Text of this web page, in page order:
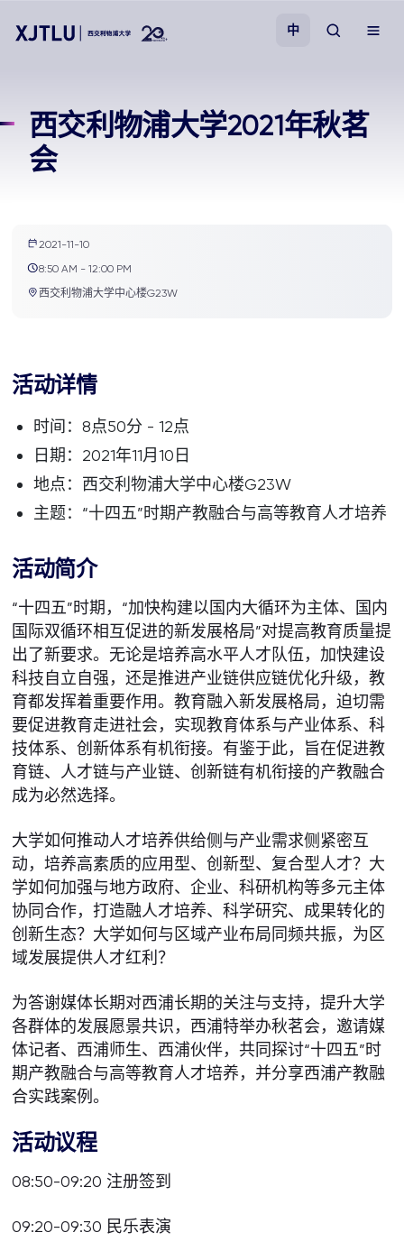
招生
学院
中
西交利物浦大学2021年秋茗
会
2021-11-10
8:50 AM - 12:00 PM
西交利物浦大学中心楼G23W
活动详情
时间：8点50分 - 12点
日期：2021年11月10日
地点：西交利物浦大学中心楼G23W
主题：“十四五”时期产教融合与高等教育人才培养
活动简介
“十四五”时期，“加快构建以国内大循环为主体、国内
国际双循环相互促进的新发展格局”对提高教育质量提
出了新要求。无论是培养高水平人才队伍，加快建设
科技自立自强，还是推进产业链供应链优化升级，教
育都发挥着重要作用。教育融入新发展格局，迫切需
要促进教育走进社会，实现教育体系与产业体系、科
技体系、创新体系有机衔接。有鉴于此，旨在促进教
育链、人才链与产业链、创新链有机衔接的产教融合
成为必然选择。
大学如何推动人才培养供给侧与产业需求侧紧密互
动，培养高素质的应用型、创新型、复合型人才？大
学如何加强与地方政府、企业、科研机构等多元主体
协同合作，打造融人才培养、科学研究、成果转化的
创新生态？大学如何与区域产业布局同频共振，为区
域发展提供人才红利？
为答谢媒体长期对西浦长期的关注与支持，提升大学
各群体的发展愿景共识，西浦特举办秋茗会，邀请媒
体记者、西浦师生、西浦伙伴，共同探讨“十四五”时
期产教融合与高等教育人才培养，并分享西浦产教融
合实践案例。
活动议程
08:50-09:20 注册签到
09:20-09:30 民乐表演